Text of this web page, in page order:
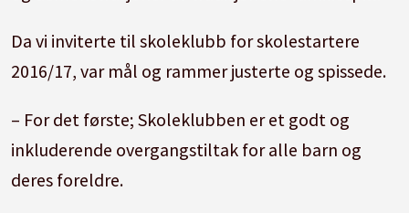
Da vi inviterte til skoleklubb for skolestartere
2016/17, var mål og rammer justerte og spissede.
– For det første; Skoleklubben er et godt og
inkluderende overgangstiltak for alle barn og
deres foreldre.